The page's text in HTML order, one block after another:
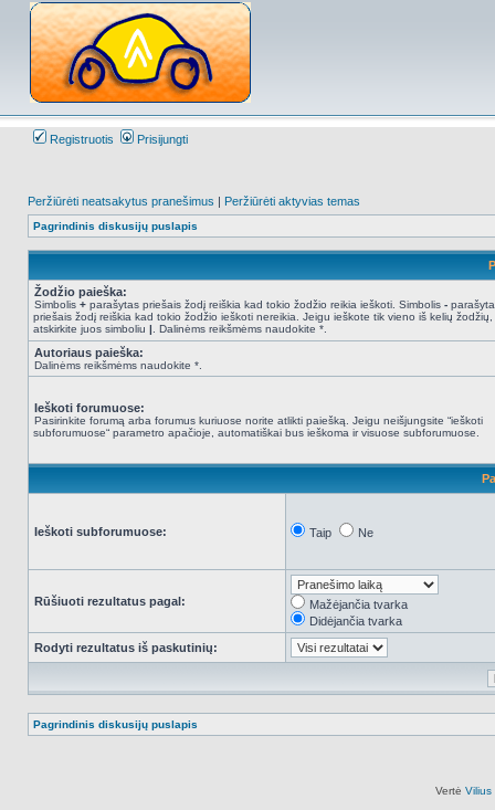
Registruotis Prisijungti
Peržiūrėti neatsakytus pranešimus | Peržiūrėti aktyvias temas
Pagrindinis diskusijų puslapis
Žodžio paieška:
Simbolis + parašytas priešais žodį reiškia kad tokio žodžio reikia ieškoti. Simbolis -
priešais žodį reiškia kad tokio žodžio ieškoti nereikia. Jeigu ieškote tik vieno iš kelių žodžių,
atskirkite juos simboliu | . Dalinėms reikšmėms naudokite *.
Autoriaus paieška:
Dalinėms reikšmėms naudokite *.
Ieškoti forumuose:
Pasirinkite forumą arba forumus kuriuose norite atlikti paiešką. Jeigu neišjungsite “ieškoti
subforumuose“ parametro apačioje, automatiškai bus ieškoma ir visuose subforumuose.
Ieškoti subforumuose: Taip Ne
Rūšiuoti rezultatus pagal:
Mažėjančia tvarka
Didėjančia tvarka
Rodyti rezultatus iš paskutinių:
Pagrindinis diskusijų puslapis
Vertė Vilius